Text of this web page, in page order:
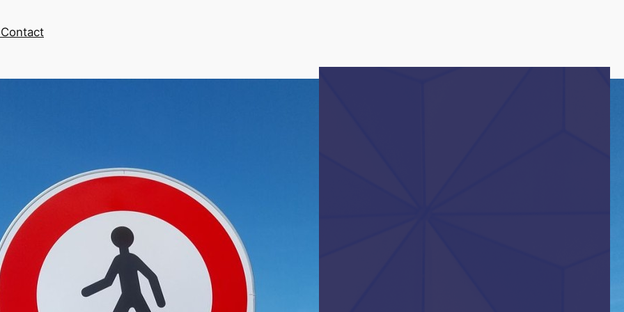
Contact